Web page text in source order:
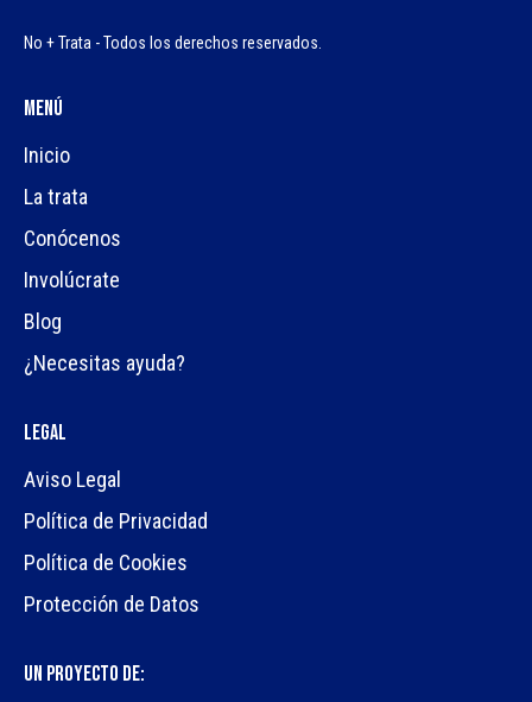
No + Trata - Todos los derechos reservados.
Menú
Inicio
La trata
Conócenos
Involúcrate
Blog
¿Necesitas ayuda?
Legal
Aviso Legal
Política de Privacidad
Política de Cookies
Protección de Datos
UN PROYECTO DE: